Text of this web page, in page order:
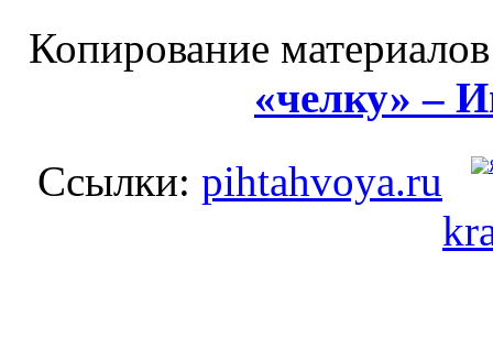
Копирование
«челку» –
Ссылки: pihtahvoya.ru